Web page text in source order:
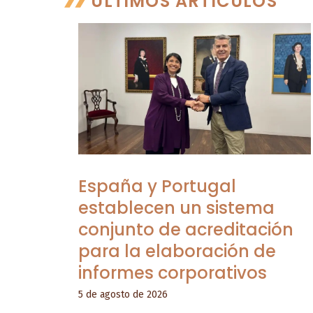
España y Portugal
establecen un sistema
conjunto de acreditación
para la elaboración de
informes corporativos
5 de agosto de 2026